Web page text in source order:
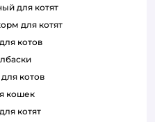
для котят
для котят
котов
котов
кошек
котят